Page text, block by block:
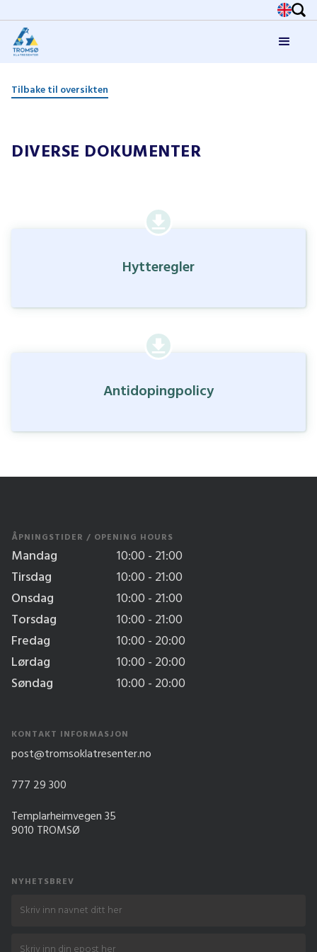
Tilbake til oversikten
DIVERSE DOKUMENTER
Hytteregler
Antidopingpolicy
ÅPNINGSTIDER / OPENING HOURS
Mandag
10:00 - 21:00
Tirsdag
10:00 - 21:00
Onsdag
10:00 - 21:00
Torsdag
10:00 - 21:00
Fredag
10:00 - 20:00
Lørdag
10:00 - 20:00
Søndag
10:00 - 20:00
KONTAKT INFORMASJON
post@tromsoklatresenter.no
777 29 300
Templarheimvegen 35
9010 TROMSØ
NYHETSBREV